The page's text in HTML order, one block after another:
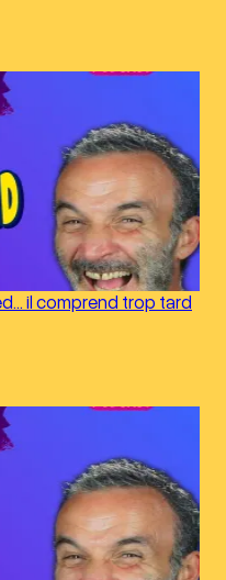
il comprend trop tard